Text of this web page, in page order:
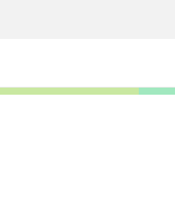
المحتوى